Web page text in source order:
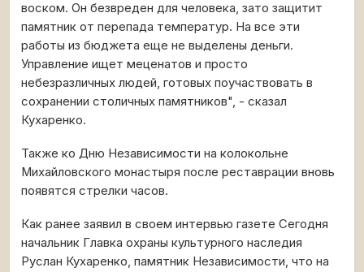
воском. Он безвреден для человека, зато защитит
памятник от перепада температур. На все эти
работы из бюджета еще не выделены деньги.
Управление ищет меценатов и просто
небезразличных людей, готовых поучаствовать в
сохранении столичных памятников", - сказал
Кухаренко.
Также ко Дню Независимости на колокольне
Михайловского монастыря после реставрации вновь
появятся стрелки часов.
Как ранее заявил в своем интервью газете Сегодня
начальник Главка охраны культурного наследия
Руслан Кухаренко, памятник Независимости, что на